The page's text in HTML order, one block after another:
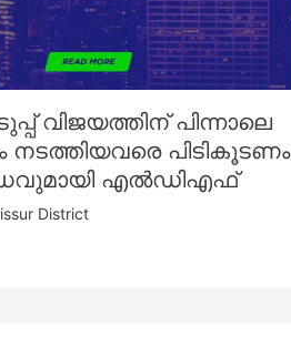
വിജയത്തിന് പിന്നാലെ
പിടികൂടണം
എൽഡിഎഫ്
District